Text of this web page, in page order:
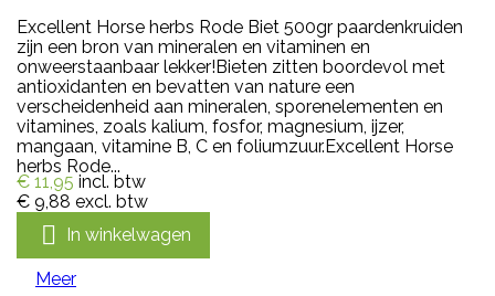
Excellent Horse herbs Rode Biet 500gr paardenkruiden
zijn een bron van mineralen en vitaminen en
onweerstaanbaar lekker!Bieten zitten boordevol met
antioxidanten en bevatten van nature een
verscheidenheid aan mineralen, sporenelementen en
vitamines, zoals kalium, fosfor, magnesium, ijzer,
mangaan, vitamine B, C en foliumzuur.Excellent Horse
herbs Rode...
€ 11,95 incl. btw
€ 9,88 excl. btw
 In winkelwagen
Meer